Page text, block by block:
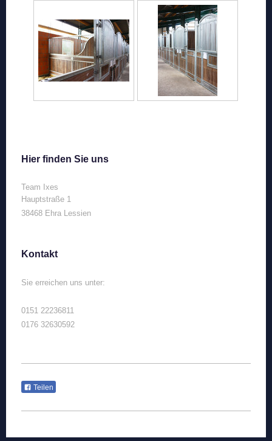
Hier finden Sie uns
Team Ixes
Hauptstraße 1
38468 Ehra Lessien
Kontakt
Sie erreichen uns unter:
0151 22236811
0176 32630592
Teilen